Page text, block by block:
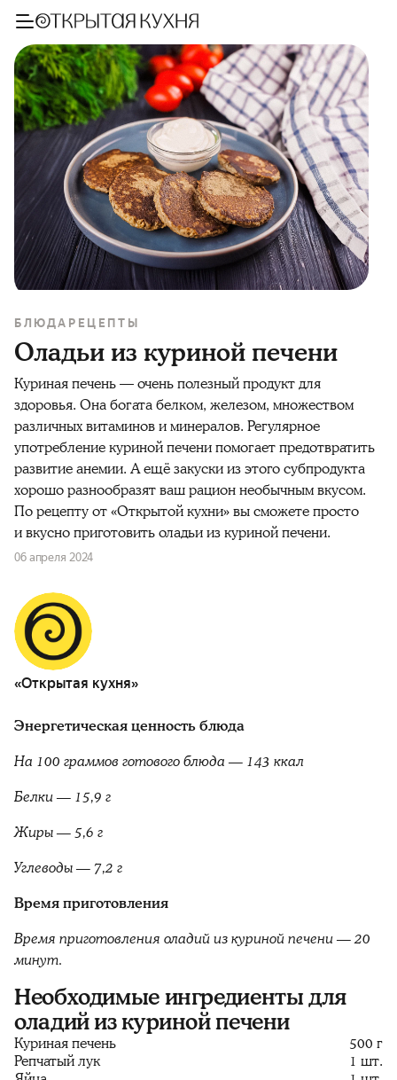
БЛЮДА РЕЦЕПТЫ
Оладьи из куриной печени
Куриная печень — очень полезный продукт для
здоровья. Она богата белком, железом, множеством
различных витаминов и минералов. Регулярное
употребление куриной печени помогает предотвратить
развитие анемии. А ещё закуски из этого субпродукта
хорошо разнообразят ваш рацион необычным вкусом.
По рецепту от «Открытой кухни» вы сможете просто
и вкусно приготовить оладьи из куриной печени.
06 апреля 2024
«Открытая кухня»
Энергетическая ценность блюда
На 100 граммов готового блюда — 143 ккал
Белки — 15,9 г
Жиры — 5,6 г
Углеводы — 7,2 г
Время приготовления
Время приготовления оладий из куриной печени — 20
минут.
Необходимые ингредиенты для
оладий из куриной печени
Куриная печень
500 г
Репчатый лук
1 шт.